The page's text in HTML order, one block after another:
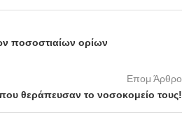
ποσοστιαίων ορίων
Επομ Άρθρο
που θεράπευσαν το νοσοκομείο τους!